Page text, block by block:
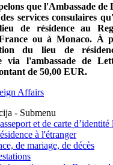
que l'Ambassade de
services consulaires
de résidence au
France ou à Monaco. À
du lieu de
via l'ambassade de
de 50,00 EUR.
Affairs
- Submenu
et de carte d’identité
à l'étranger
de mariage, de décès